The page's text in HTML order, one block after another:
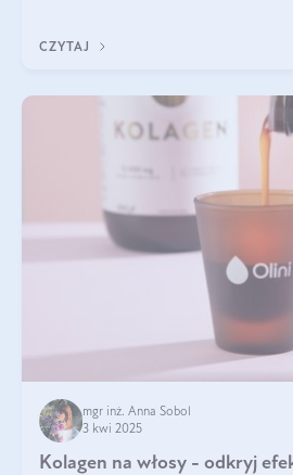
CZYTAJ
mgr inż. Anna Sobol
3 kwi 2025
Kolagen na włosy - odkryj